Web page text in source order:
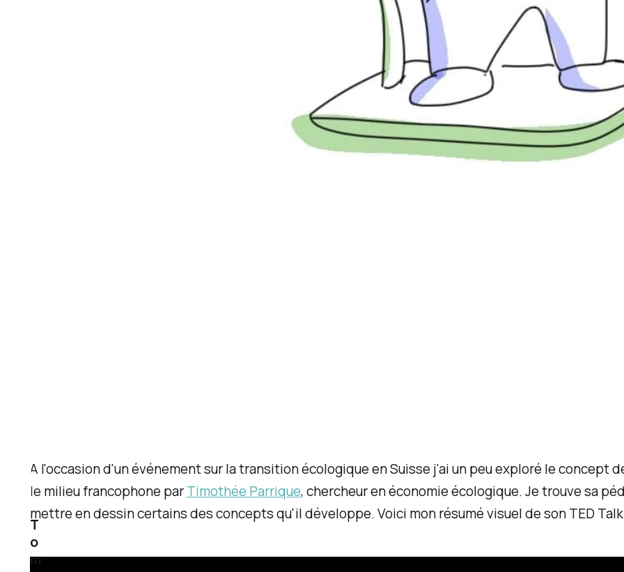
A l'occasion d'un événement sur la transition écologique en Suisse j'ai un peu exploré le concept
le milieu francophone parTimothée Parrique, chercheur en économie écologique. Je trouve sa
mettre en dessin certains des concepts qu'il développe. Voici mon résumé visuel de son TED
T
o
m